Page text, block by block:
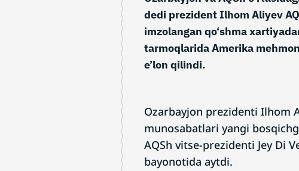
dedi prezident Ilhom Aliyev
imzolangan qo‘shma
tarmoqlarida Amerika
e’lon qilindi.
Ozarbayjon prezidenti Ilhom
munosabatlari yangi
AQSh vitse-prezidenti Jey Di
bayonotida aytdi.